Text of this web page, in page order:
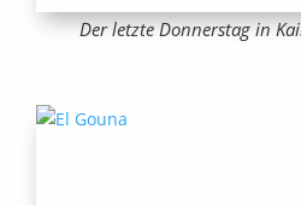
Der letzte Donnerstag in